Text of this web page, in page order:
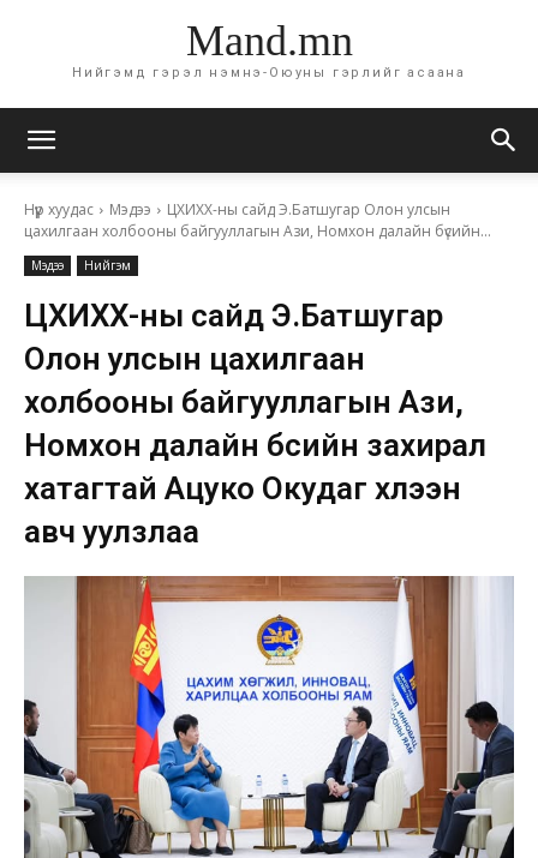
Mand.mn
Нийгэмд гэрэл нэмнэ-Оюуны гэрлийг асаана
Нүүр хуудас Мэдээ
ЦХИХХ-ны сайд Э.Батшугар Олон улсын
цахилгаан холбооны байгууллагын Ази, Номхон далайн бүсийн...
Мэдээ Нийгэм
ЦХИХХ-ны сайд Э.Батшугар
Олон улсын цахилгаан
холбооны байгууллагын Ази,
Номхон далайн бүсийн захирал
хатагтай Ацуко Окудаг хүлээн
авч уулзлаа